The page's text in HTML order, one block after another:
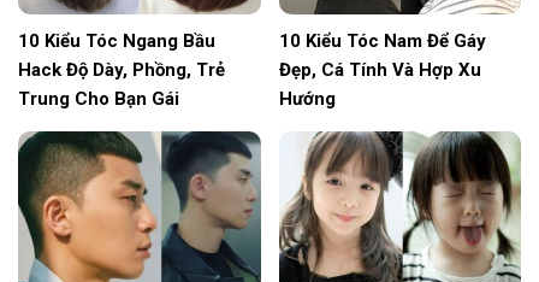
10 Kiểu Tóc Ngang Bầu
Hack Độ Dày, Phồng, Trẻ
Trung Cho Bạn Gái
10 Kiểu Tóc Nam Để Gáy
Đẹp, Cá Tính Và Hợp Xu
Hướng